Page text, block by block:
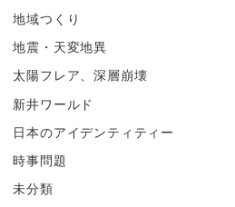
地域つくり
地震・天変地異
太陽フレア、深層崩壊
新井ワールド
日本のアイデンティティー
時事問題
未分類